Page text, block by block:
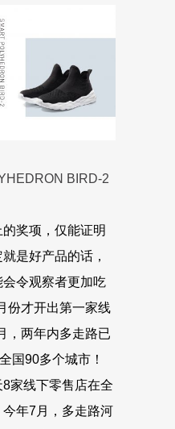
BIRD-2
奖项，仅能证明
是好产品的话，
令观察者更加吃
份才开出第一家线
，两年内多走路已
国90多个城市！
家线下零售店在全
年7月，多走路河